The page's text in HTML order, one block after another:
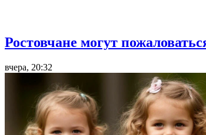
Ростовчане могут
вчера, 20:32